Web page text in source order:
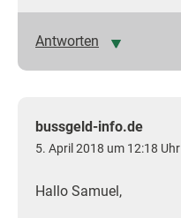
Antworten
bussgeld-info.de
5. April 2018 um 12:18 Uhr
Hallo Samuel,